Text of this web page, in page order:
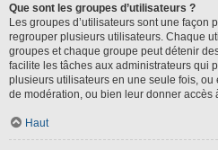
Que sont les groupes d’utilisateurs ?
Les groupes d’utilisateurs sont une façon
regrouper plusieurs utilisateurs. Chaque
groupes et chaque groupe peut détenir
facilite les tâches aux administrateurs qui
plusieurs utilisateurs en une seule fois,
de modération, ou bien leur donner accès
Haut